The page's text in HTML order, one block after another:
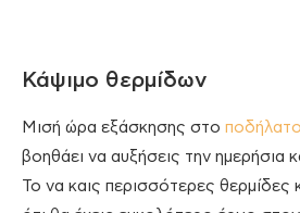
Κάψιμο θερμίδων
Μισή ώρα εξάσκησης στο
βοηθάει να αυξήσεις την ημερήσια
Το να καις περισσότερες θερμίδες